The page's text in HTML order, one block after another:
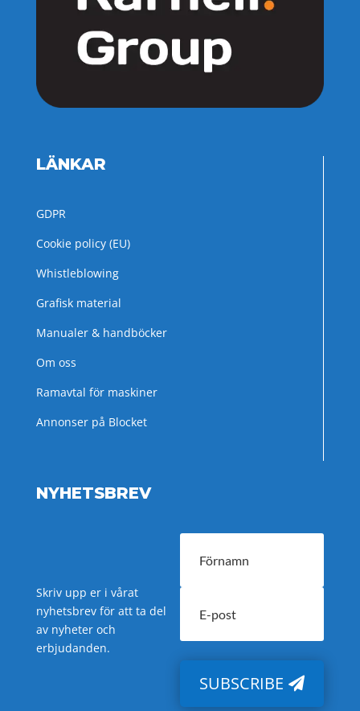
LÄNKAR
GDPR
Cookie policy (EU)
Whistleblowing
Grafisk material
Manualer & handböcker
Om oss
Ramavtal för maskiner
Annonser på Blocket
NYHETSBREV
Skriv upp er i vårat
nyhetsbrev för att ta del
av nyheter och
erbjudanden.
SUBSCRIBE